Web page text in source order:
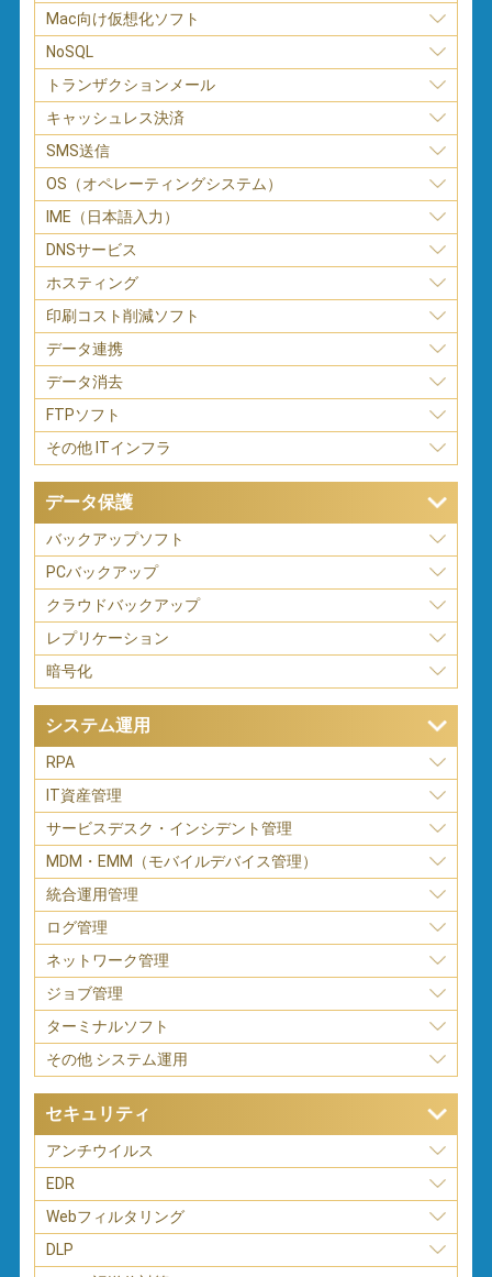
Mac向け仮想化ソフト
NoSQL
トランザクションメール
キャッシュレス決済
SMS送信
OS（オペレーティングシステム）
IME（日本語入力）
DNSサービス
ホスティング
印刷コスト削減ソフト
データ連携
データ消去
FTPソフト
その他 ITインフラ
データ保護
バックアップソフト
PCバックアップ
クラウドバックアップ
レプリケーション
暗号化
システム運用
RPA
IT資産管理
サービスデスク・インシデント管理
MDM・EMM（モバイルデバイス管理）
統合運用管理
ログ管理
ネットワーク管理
ジョブ管理
ターミナルソフト
その他 システム運用
セキュリティ
アンチウイルス
EDR
Webフィルタリング
DLP